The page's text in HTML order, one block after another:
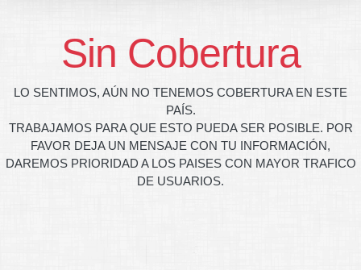
Sin Cobertura
LO SENTIMOS, AÚN NO TENEMOS COBERTURA EN ESTE
PAÍS.
TRABAJAMOS PARA QUE ESTO PUEDA SER POSIBLE. POR
FAVOR DEJA UN MENSAJE CON TU INFORMACIÓN,
DAREMOS PRIORIDAD A LOS PAISES CON MAYOR TRAFICO
DE USUARIOS.